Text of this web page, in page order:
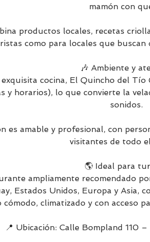
mamón con
productos locales, recetas
como para locales que
🎶 Ambiente y
exquisita cocina, El Quincho del
y horarios), lo que convierte la
sonidos.
es amable y profesional, con
visitantes de todo
🌎 Ideal para
ampliamente recomendado
Estados Unidos, Europa y Asia,
cómodo, climatizado y con acceso
📍 Ubicación: Calle Bompland 110